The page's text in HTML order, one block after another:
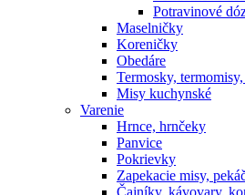
Potravinové
Maselničky
Koreničky
Obedáre
Termosky,
Misy kuchynské
Varenie
Hrnce, hrnčeky
Panvice
Pokrievky
Zapekacie misy,
Čajníky, kávovary,